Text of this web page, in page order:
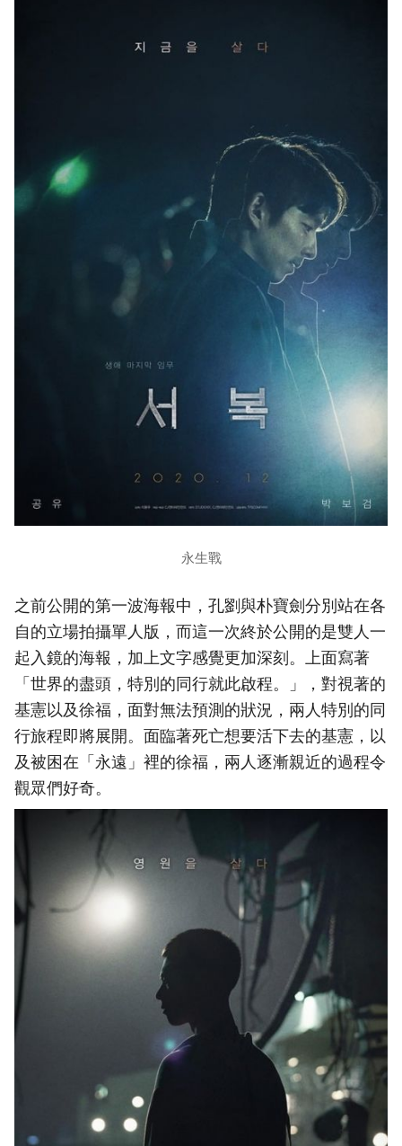
永生戰
之前公開的第一波海報中，孔劉與朴寶劍分別站在各
自的立場拍攝單人版，而這一次終於公開的是雙人一
起入鏡的海報，加上文字感覺更加深刻。上面寫著
「世界的盡頭，特別的同行就此啟程。」，對視著的
基憲以及徐福，面對無法預測的狀況，兩人特別的同
行旅程即將展開。面臨著死亡想要活下去的基憲，以
及被困在「永遠」裡的徐福，兩人逐漸親近的過程令
觀眾們好奇。